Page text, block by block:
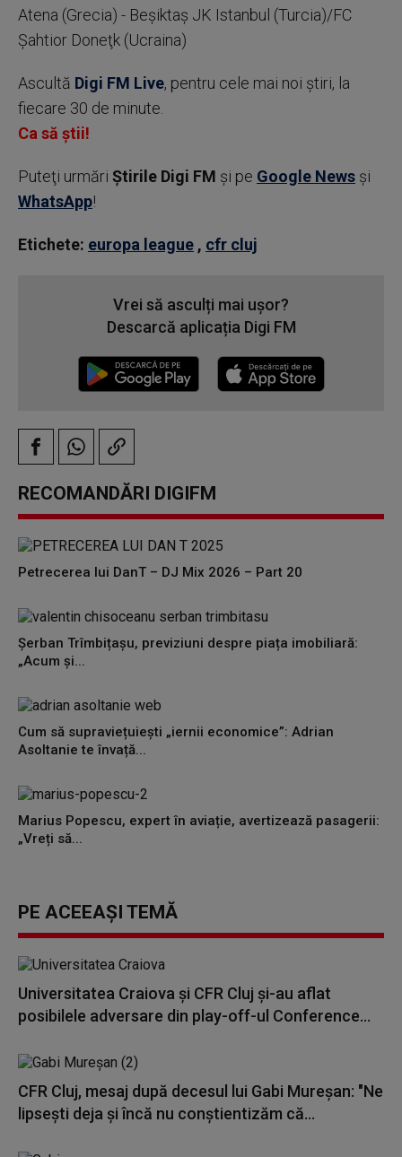
Atena (Grecia) - Beşiktaş JK Istanbul (Turcia)/FC
Şahtior Doneţk (Ucraina)
Ascultă Digi FM Live, pentru cele mai noi știri, la
fiecare 30 de minute.
Ca să știi!
Puteţi urmări Știrile Digi FM şi pe Google News şi
WhatsApp!
Etichete: europa league , cfr cluj
Vrei să asculți mai ușor?
Descarcă aplicația Digi FM
RECOMANDĂRI DIGIFM
Petrecerea lui DanT – DJ Mix 2026 – Part 20
Șerban Trîmbițașu, previziuni despre piața imobiliară:
„Acum și...
Cum să supraviețuiești „iernii economice”: Adrian
Asoltanie te învață...
Marius Popescu, expert în aviație, avertizează pasagerii:
„Vreți să...
PE ACEEAȘI TEMĂ
Universitatea Craiova şi CFR Cluj şi-au aflat
posibilele adversare din play-off-ul Conference...
CFR Cluj, mesaj după decesul lui Gabi Mureşan: "Ne
lipseşti deja şi încă nu conştientizăm că...